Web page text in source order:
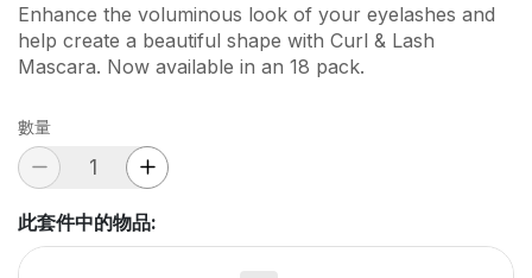
Enhance the voluminous look of your eyelashes and
help create a beautiful shape with Curl & Lash
Mascara. Now available in an 18 pack.
數量
此套件中的物品: